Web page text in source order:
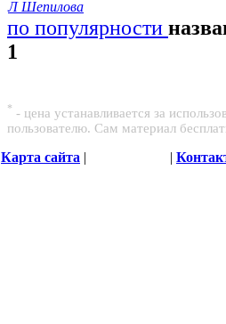
Л Шепилова
по популярности
1
* - цена устанавливается за
пользователю. Сам материал
Карта сайта | |